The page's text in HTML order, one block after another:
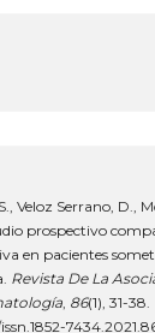
Veloz Serrano, D.,
prospectivo
en pacientes
Revista De La
, 86(1), 31-38.